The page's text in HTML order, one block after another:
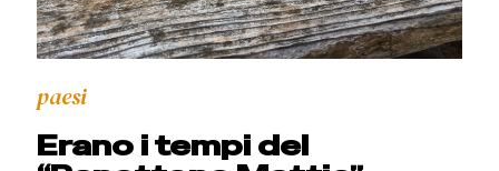
paesi
Erano i tempi del